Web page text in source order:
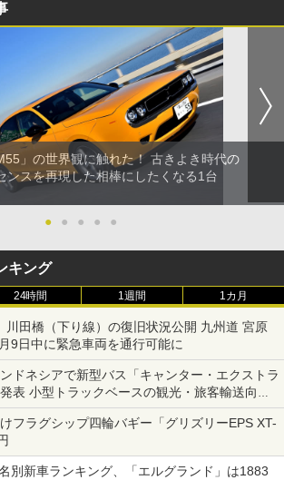
」の世界観に触れた！ 古きよき時代の
ンスを再現した相棒にしたくなる1台
● ● ● ● ●
キング
24時間 1週間 1カ月
川田橋（下り線）の復旧状況公開 九州道 宮原
9日中に緊急車両を通行可能に
ドネシアで新型バス「キャンター・エクストラ
表 小型トラックベースの観光・旅客輸送向け
フラグシップ四輪バギー「グリズリーEPS XT-
別新車ランキング、「エルグランド」は1883